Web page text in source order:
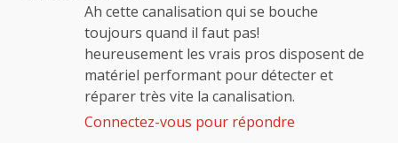
Ah cette canalisation qui se bouche
toujours quand il faut pas!
heureusement les vrais pros disposent de
matériel performant pour détecter et
réparer très vite la canalisation.
Connectez-vous pour répondre